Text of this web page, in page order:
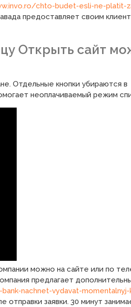
chto-budet-esli-ne-platit-
предоставляет своим
Открыть сайт
Отдельные кнопки убираются в
неоплачиваемый режим
можно на сайте или по
предлагает
nachnet-vydavat-
отправки заявки. 30 минут